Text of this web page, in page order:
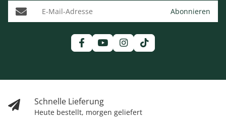
Schnelle Lieferung
Heute bestellt, morgen geliefert
E-Mail-Adresse Abonnieren